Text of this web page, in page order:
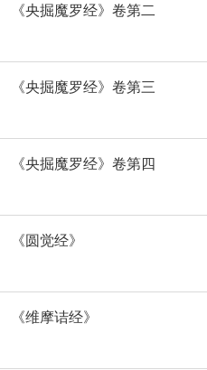
《央掘魔罗经》卷第二
《央掘魔罗经》卷第三
《央掘魔罗经》卷第四
《圆觉经》
《维摩诘经》